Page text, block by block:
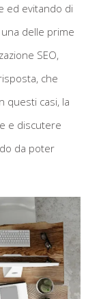
ed evitando di
delle prime
SEO,
che
questi casi, la
e discutere
da poter